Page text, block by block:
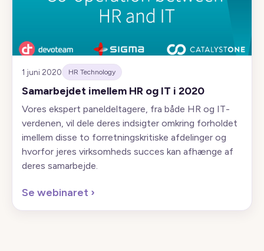
1 juni 2020 HR Technology
Samarbejdet imellem HR og IT i 2020
Vores ekspert paneldeltagere, fra både HR og IT-
verdenen, vil dele deres indsigter omkring forholdet
imellem disse to forretningskritiske afdelinger og
hvorfor jeres virksomheds succes kan afhænge af
deres samarbejde.
Se webinaret ›